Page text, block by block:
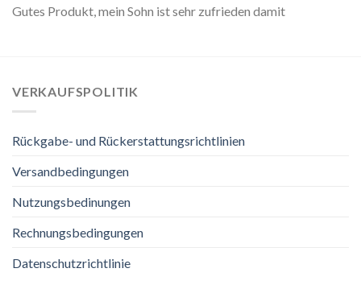
Gutes Produkt, mein Sohn ist sehr zufrieden damit
VERKAUFSPOLITIK
Rückgabe- und Rückerstattungsrichtlinien
Versandbedingungen
Nutzungsbedinungen
Rechnungsbedingungen
Datenschutzrichtlinie